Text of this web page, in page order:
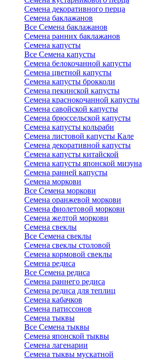
Семена декоративного перца
Семена баклажанов
Все Семена баклажанов
Семена ранних баклажанов
Семена капусты
Все Семена капусты
Семена белокочанной капусты
Семена цветной капусты
Семена капусты брокколи
Семена пекинской капусты
Семена краснокочанной капусты
Семена савойской капусты
Семена брюссельской капусты
Семена капусты кольраби
Семена листовой капусты Кале
Семена декоративной капусты
Семена капусты китайской
Семена капусты японской мизуна
Семена ранней капусты
Семена моркови
Все Семена моркови
Семена оранжевой моркови
Семена фиолетовой моркови
Семена желтой моркови
Семена свеклы
Все Семена свеклы
Семена свеклы столовой
Семена кормовой свеклы
Семена редиса
Все Семена редиса
Семена раннего редиса
Семена редиса для теплиц
Семена кабачков
Семена патиссонов
Семена тыквы
Все Семена тыквы
Семена японской тыквы
Семена лагенарии
Семена тыквы мускатной